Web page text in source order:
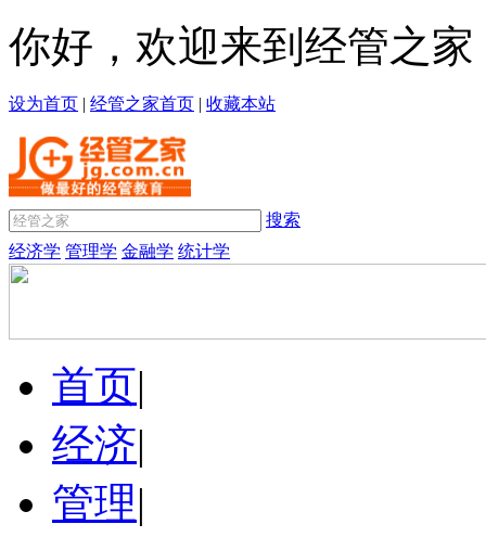
你好，欢迎来到经管之家
设为首页 | 经管之家首页 | 收藏本站
搜索
经济学 管理学 金融学 统计学
首页|
经济|
管理|